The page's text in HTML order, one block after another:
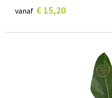
vanaf € 15,20